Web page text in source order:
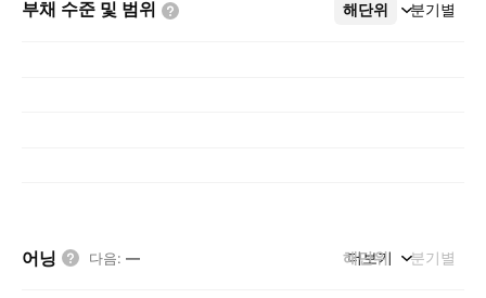
부채 수준 및 범위 해단위 분기별
더보기
어닝 다음: — 해단위 분기별
더보기